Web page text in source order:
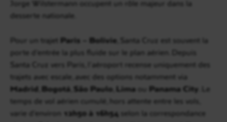
Jorge Wilstermann occupent un rôle majeur dans la
desserte nationale.
Pour un trajet Paris – Bolivie , Santa Cruz est souvent la
porte d’entrée la plus fluide sur le plan aérien. Depuis
Santa Cruz vers Paris, l’aéroport recense uniquement des
trajets avec escale, avec des options notamment via
Madrid Bogotá São Paulo Lima Panama City . Le
temps de vol aérien cumulé, hors attente entre les vols,
varie d’environ
12h50 à 16h54 selon la correspondance